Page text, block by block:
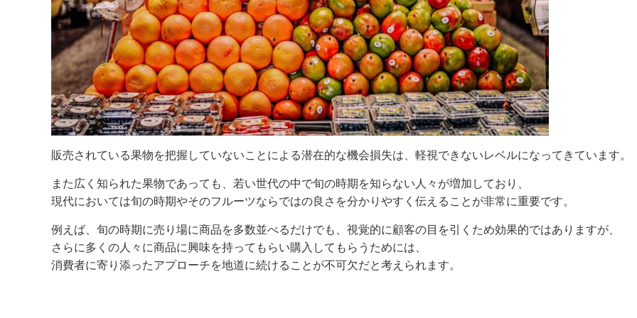
販売されている果物を把握していないことによる潜在的な機会損失は、軽視できないレベルになってきています。
また広く知られた果物であっても、若い世代の中で旬の時期を知らない人々が増加しており、
現代においては旬の時期やそのフルーツならではの良さを分かりやすく伝えることが非常に重要です。
例えば、旬の時期に売り場に商品を多数並べるだけでも、視覚的に顧客の目を引くため効果的ではありますが、
さらに多くの人々に商品に興味を持ってもらい購入してもらうためには、
消費者に寄り添ったアプローチを地道に続けることが不可欠だと考えられます。